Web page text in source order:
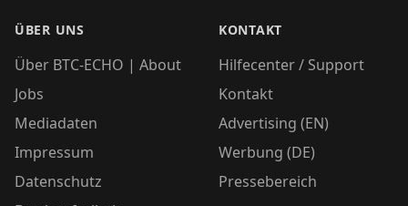
ÜBER UNS
Über BTC-ECHO | About
Jobs
Mediadaten
Impressum
Datenschutz
KONTAKT
Hilfecenter / Support
Kontakt
Advertising (EN)
Werbung (DE)
Pressebereich